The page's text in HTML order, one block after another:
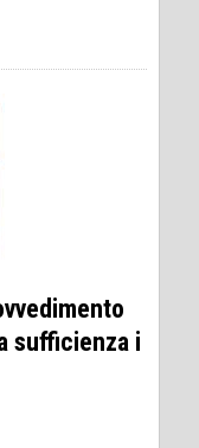
sufficienza i